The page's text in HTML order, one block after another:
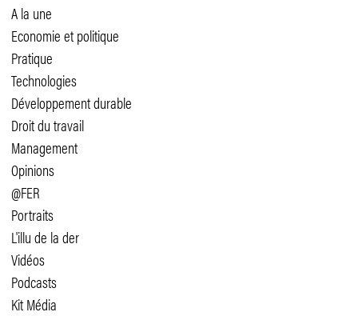
A la une
Economie et politique
Pratique
Technologies
Développement durable
Droit du travail
Management
Opinions
@FER
Portraits
L'illu de la der
Vidéos
Podcasts
Kit Média